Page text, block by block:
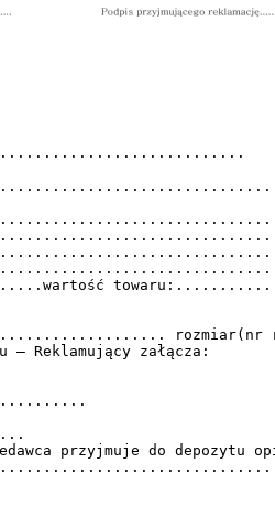
– Reklamujący załącza:
przyjmuje do depozytu